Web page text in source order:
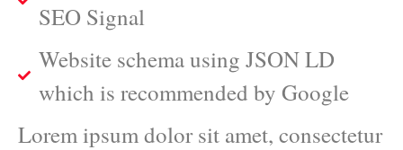
SEO Signal
Website schema using JSON LD
which is recommended by Google
Lorem ipsum dolor sit amet, consectetur